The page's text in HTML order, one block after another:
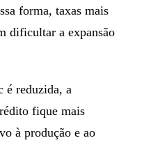
forma, taxas mais
dificultar a expansão
é reduzida, a
fique mais
à produção e ao